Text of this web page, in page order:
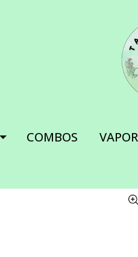
COMBOS